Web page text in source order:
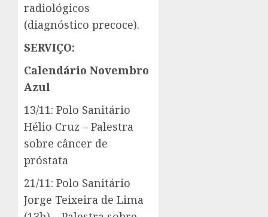
radiológicos
(diagnóstico precoce).
SERVIÇO:
Calendário Novembro
Azul
13/11: Polo Sanitário
Hélio Cruz – Palestra
sobre câncer de
próstata
21/11: Polo Sanitário
Jorge Teixeira de Lima